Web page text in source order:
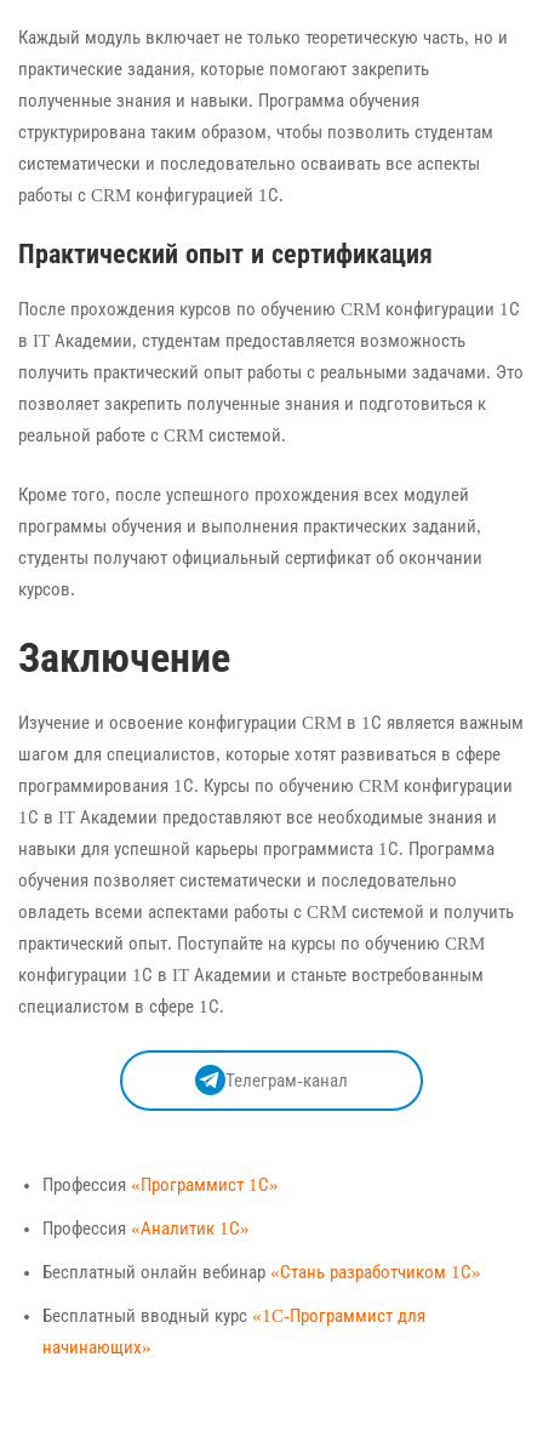
Каждый модуль включает не только теоретическую часть, но и
практические задания, которые помогают закрепить
полученные знания и навыки. Программа обучения
структурирована таким образом, чтобы позволить студентам
систематически и последовательно осваивать все аспекты
работы с CRM конфигурацией 1С.
Практический опыт и сертификация
После прохождения курсов по обучению CRM конфигурации 1С
в IT Академии, студентам предоставляется возможность
получить практический опыт работы с реальными задачами. Это
позволяет закрепить полученные знания и подготовиться к
реальной работе с CRM системой.
Кроме того, после успешного прохождения всех модулей
программы обучения и выполнения практических заданий,
студенты получают официальный сертификат об окончании
курсов.
Заключение
Изучение и освоение конфигурации CRM в 1С является важным
шагом для специалистов, которые хотят развиваться в сфере
программирования 1С. Курсы по обучению CRM конфигурации
1С в IT Академии предоставляют все необходимые знания и
навыки для успешной карьеры программиста 1С. Программа
обучения позволяет систематически и последовательно
овладеть всеми аспектами работы с CRM системой и получить
практический опыт. Поступайте на курсы по обучению CRM
конфигурации 1С в IT Академии и станьте востребованным
специалистом в сфере 1С.
Телеграм-канал
Профессия «Программист 1С»
Профессия «Аналитик 1С»
Бесплатный онлайн вебинар «Стань разработчиком 1С»
Бесплатный вводный курс «1C-Программист для
начинающих»